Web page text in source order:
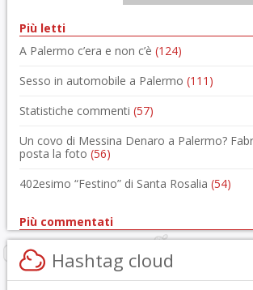
Più letti
A Palermo c’era e non c’è (124)
Sesso in automobile a Palermo (111)
Statistiche commenti (57)
Un covo di Messina Denaro a Palermo?
posta la foto (56)
402esimo “Festino” di Santa Rosalia (54)
Più commentati
Hashtag cloud